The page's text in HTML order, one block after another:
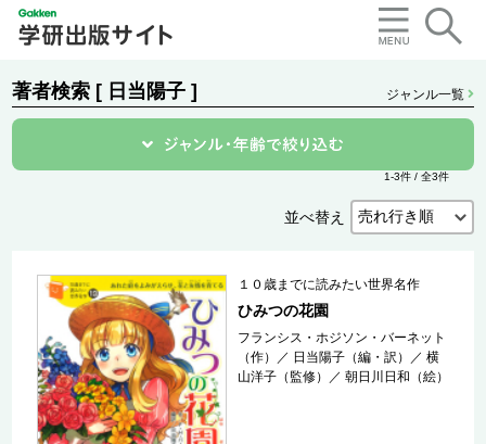
著者検索 [ 日当陽子 ] ジャンル一覧
1-3件 / 全3件
並べ替え
１０歳までに読みたい世界名作
ひみつの花園
フランシス・ホジソン・バーネット
（作）
／ 日当陽子（編・訳） ／横
山洋子（監修）
／朝日川日和（絵）